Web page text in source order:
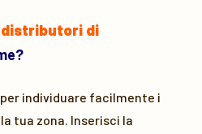
distributori di
individuare facilmente i
tua zona. Inserisci la